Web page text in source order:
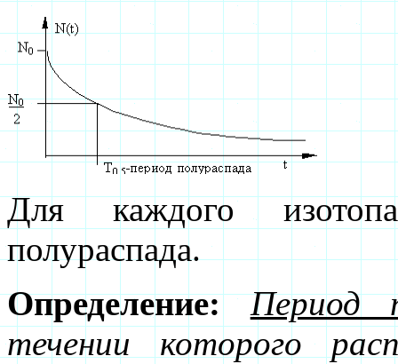
Для каждого
полураспада.
Определение:Период
течении которого